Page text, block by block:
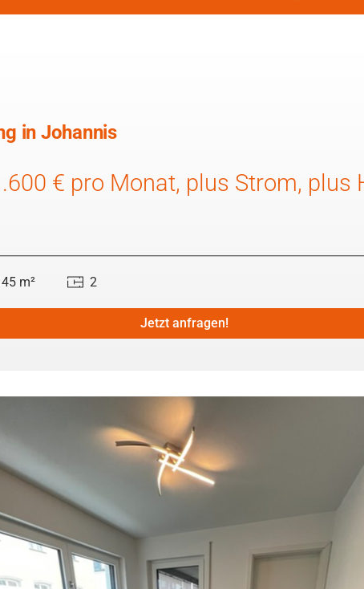
in Johannis
€ pro Monat, plus Strom, plus
45 m² 2
Jetzt anfragen!